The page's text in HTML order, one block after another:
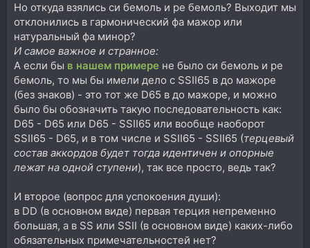
Но откуда взялись си бемоль и ре бемоль? Выходит мы
отклонились в гармонический фа мажор или
натуральный фа минор?
И самое важное и странное:
А если бы в нашем примере не было си бемоль и ре
бемоль, то мы бы имели дело с SSII65 в до мажоре
(без знаков) - это тот же D65 в до мажоре, и можно
было бы обозначить такую последовательность как:
D65 - D65 или D65 - SSII65 или вообще наоборот
SSII65 - D65, и в том числе и SSII65 - SSII65 (терцевый
состав аккордов будет тогда идентичен и опорные
лежат на одной ступени), так все просто, ведь так?
И второе (вопрос для успокоения души):
в DD (в основном виде) первая терция непременно
большая, а в SS или SSII (в основном виде) каких-либо
обязательных примечательностей нет?